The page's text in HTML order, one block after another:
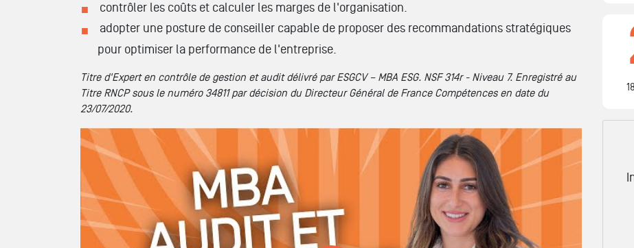
contrôler les coûts et calculer les marges de l'organisation.
adopter une posture de conseiller capable de proposer des recommandations stratégiques
pour optimiser la performance de l'entreprise.
Titre d'Expert en contrôle de gestion et audit délivré par ESGCV – MBA ESG. NSF 314r - Niveau 7. Enregistré au
Titre RNCP sous le numéro 34811 par décision du Directeur Général de France Compétences en date du
23/07/2020.
Tout savoir sur les formations // MBA AUDIT ET CONTRÔLE DE GESTION